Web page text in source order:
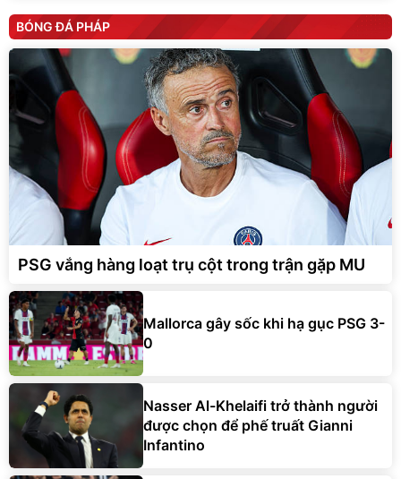
BÓNG ĐÁ PHÁP
PSG vắng hàng loạt trụ cột trong trận gặp MU
Mallorca gây sốc khi hạ gục PSG 3-
0
Nasser Al-Khelaifi trở thành người
được chọn để phế truất Gianni
Infantino